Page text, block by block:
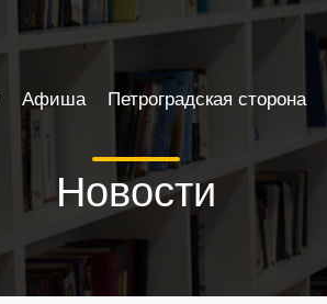
Новости
Афиша Петроградская сторона